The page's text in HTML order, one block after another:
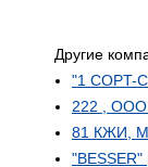
Другие
"1 COPT-
222 , ООО
81 КЖИ,